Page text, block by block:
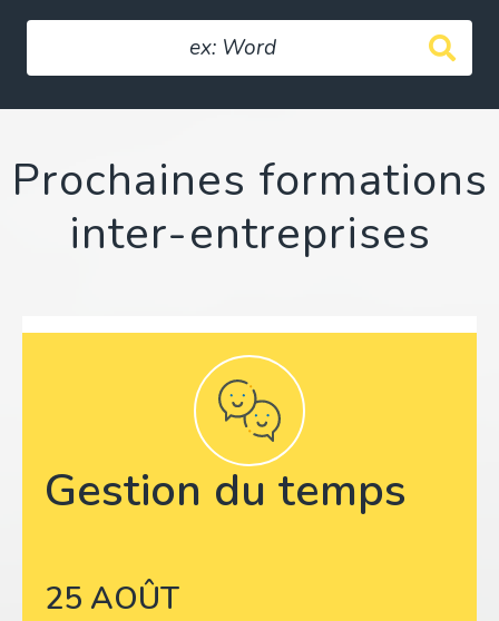
Prochaines formations
inter-entreprises
Gestion du temps
25 AOÛT